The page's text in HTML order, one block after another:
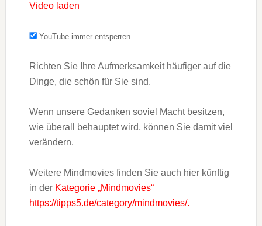
Video laden
YouTube immer entsperren
Richten Sie Ihre Aufmerksamkeit häufiger auf die
Dinge, die schön für Sie sind.
Wenn unsere Gedanken soviel Macht besitzen,
wie überall behauptet wird, können Sie damit viel
verändern.
Weitere Mindmovies finden Sie auch hier künftig
in der Kategorie „Mindmovies“
https://tipps5.de/category/mindmovies/.